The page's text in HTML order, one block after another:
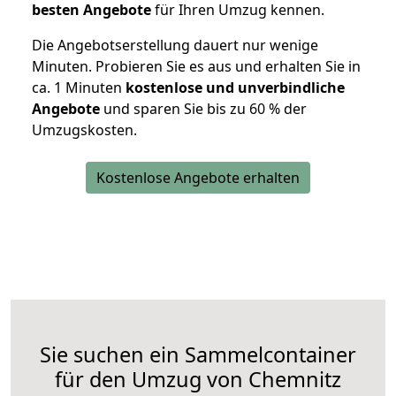
besten Angebotefür Ihren Umzug kennen.
Die Angebotserstellung dauert nur wenige
Minuten. Probieren Sie es aus und erhalten Sie in
ca. 1 Minuten kostenlose und unverbindliche
Angebote und sparen Sie bis zu 60 % der
Umzugskosten.
Kostenlose Angebote erhalten
Sie suchen ein Sammelcontainer
für den Umzug von Chemnitz